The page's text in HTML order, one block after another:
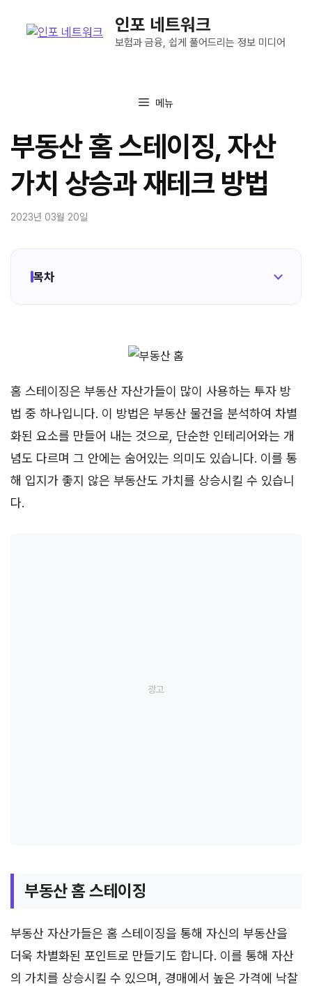
인포 네트워크
보험과 금융, 쉽게 풀어드리는 정보 미디어
메뉴
부동산 홈 스테이징, 자산
가치 상승과 재테크 방법
2023년 03월 20일
목차
홈 스테이징은 부동산 자산가들이 많이 사용하는 투자 방
법 중 하나입니다. 이 방법은 부동산 물건을 분석하여 차별
화된 요소를 만들어 내는 것으로, 단순한 인테리어와는 개
념도 다르며 그 안에는 숨어있는 의미도 있습니다. 이를 통
해 입지가 좋지 않은 부동산도 가치를 상승시킬 수 있습니
다.
부동산 홈 스테이징
부동산 자산가들은 홈 스테이징을 통해 자신의 부동산을
더욱 차별화된 포인트로 만들기도 합니다. 이를 통해 자산
의 가치를 상승시킬 수 있으며, 경매에서 높은 가격에 낙찰